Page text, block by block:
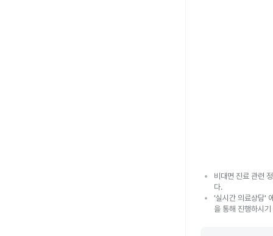
비대면 진료 관련
다.
'실시간 의료상담'
을 통해 진행하시